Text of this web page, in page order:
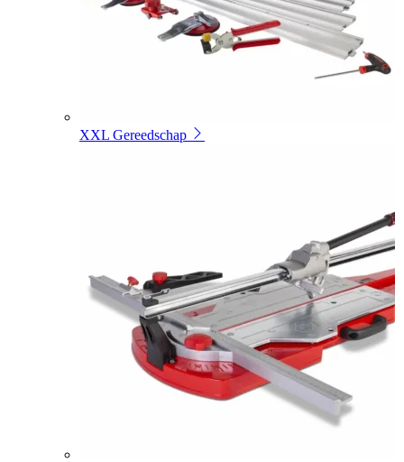
XXL Gereedschap